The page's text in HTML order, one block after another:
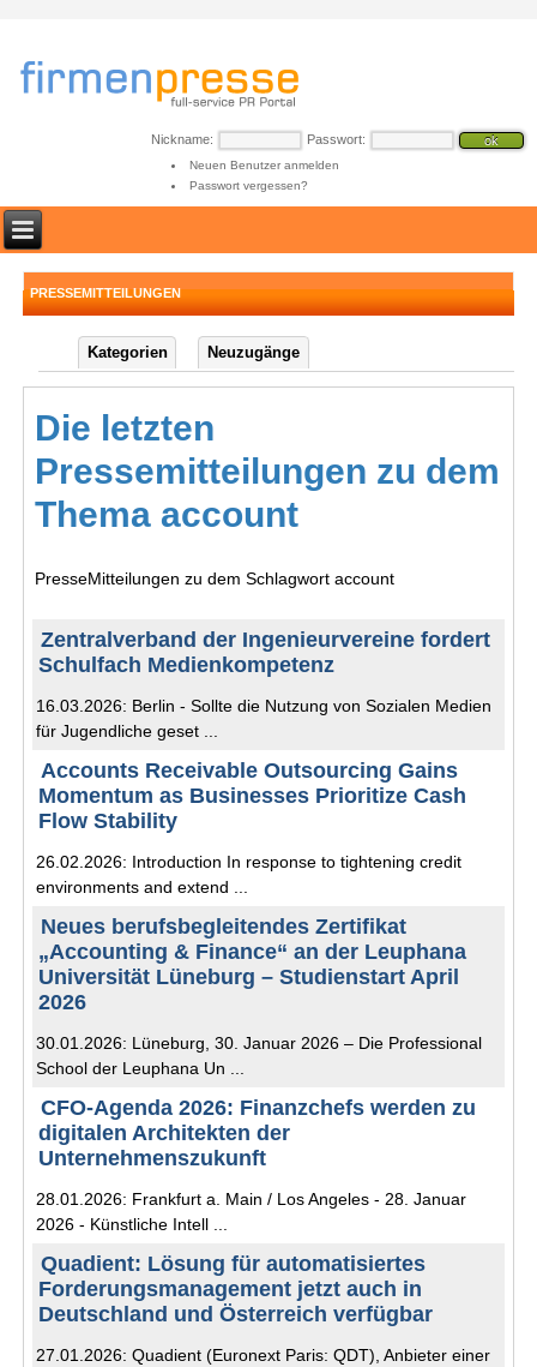
Nickname: Passwort:
Neuen Benutzer anmelden
Passwort vergessen?
PRESSEMITTEILUNGEN
Kategorien Neuzugänge
Die letzten
Pressemitteilungen zu dem
Thema account
PresseMitteilungen zu dem Schlagwort account
Zentralverband der Ingenieurvereine fordert
Schulfach Medienkompetenz
16.03.2026: Berlin - Sollte die Nutzung von Sozialen Medien
für Jugendliche geset ...
Accounts Receivable Outsourcing Gains
Momentum as Businesses Prioritize Cash
Flow Stability
26.02.2026: Introduction In response to tightening credit
environments and extend ...
Neues berufsbegleitendes Zertifikat
„Accounting & Finance“ an der Leuphana
Universität Lüneburg – Studienstart April
2026
30.01.2026: Lüneburg, 30. Januar 2026 – Die Professional
School der Leuphana Un ...
CFO-Agenda 2026: Finanzchefs werden zu
digitalen Architekten der
Unternehmenszukunft
28.01.2026: Frankfurt a. Main / Los Angeles - 28. Januar
2026 - Künstliche Intell ...
Quadient: Lösung für automatisiertes
Forderungsmanagement jetzt auch in
Deutschland und Österreich verfügbar
27.01.2026: Quadient (Euronext Paris: QDT), Anbieter einer